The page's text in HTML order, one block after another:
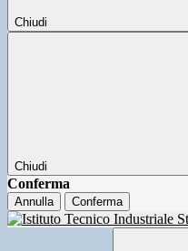
Chiudi
Chiudi
Conferma
Annulla Conferma